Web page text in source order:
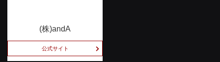
(株)andA
公式サイト